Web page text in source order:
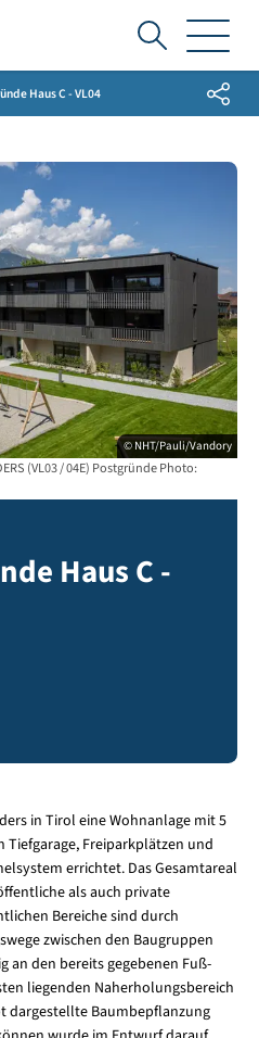
Ich
suche...
Haus C - VL04 Share
© NHT/Pauli/Vandory
(VL03 / 04E) Postgründe Photo:
Haus C -
in Tirol eine Wohnanlage mit 5
Tiefgarage, Freiparkplätzen und
errichtet. Das Gesamtareal
als auch private
Bereiche sind durch
zwischen den Baugruppen
an den bereits gegebenen Fuß-
liegenden Naherholungsbereich
dargestellte Baumbepflanzung